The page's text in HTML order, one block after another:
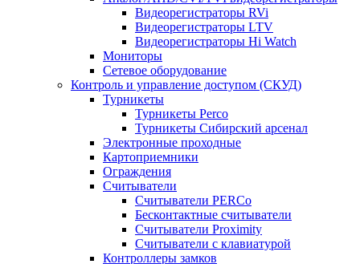
Видеорегистраторы RVi
Видеорегистраторы LTV
Видеорегистраторы Hi Watch
Мониторы
Сетевое оборудование
Контроль и управление доступом (СКУД)
Турникеты
Турникеты Perco
Турникеты Сибирский арсенал
Электронные проходные
Картоприемники
Ограждения
Считыватели
Считыватели PERCo
Бесконтактные считыватели
Считыватели Proximity
Считыватели с клавиатурой
Контроллеры замков